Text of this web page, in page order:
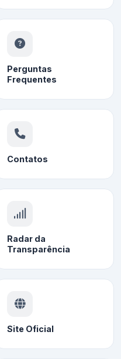
Perguntas
Frequentes
Contatos
Radar da
Transparência
Site Oficial